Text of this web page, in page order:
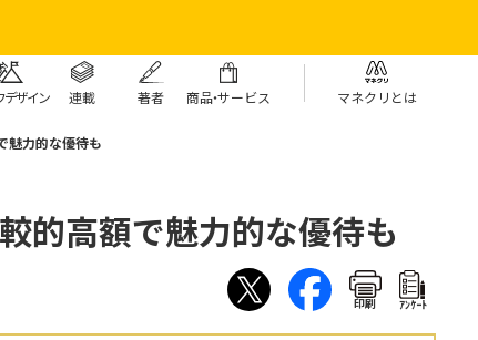
デザイン 連載 著者 商品・サービス マネクリとは
力的な優待も
的高額で魅力的な優待も
印刷 ｱﾝｹｰﾄ